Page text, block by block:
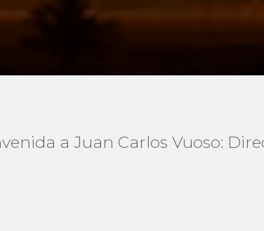
a Juan Carlos Vuoso: